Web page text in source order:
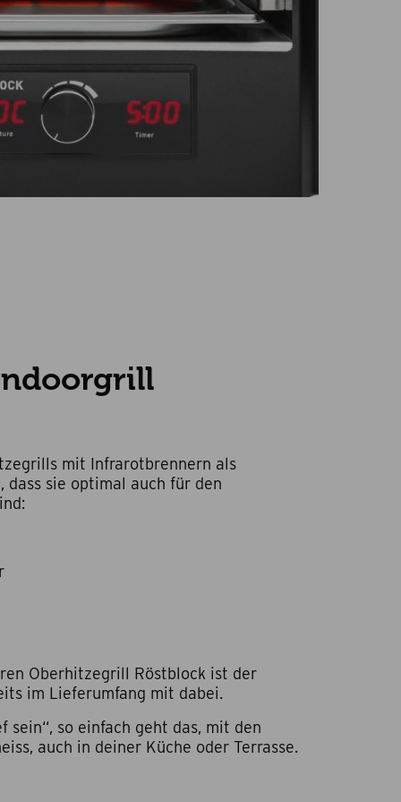
mit Infrarotbrennern als
sie optimal auch für den
Oberhitzegrill Röstblock ist der
im Lieferumfang mit dabei.
sein“, so einfach geht das, mit den
auch in deiner Küche oder Terrasse.